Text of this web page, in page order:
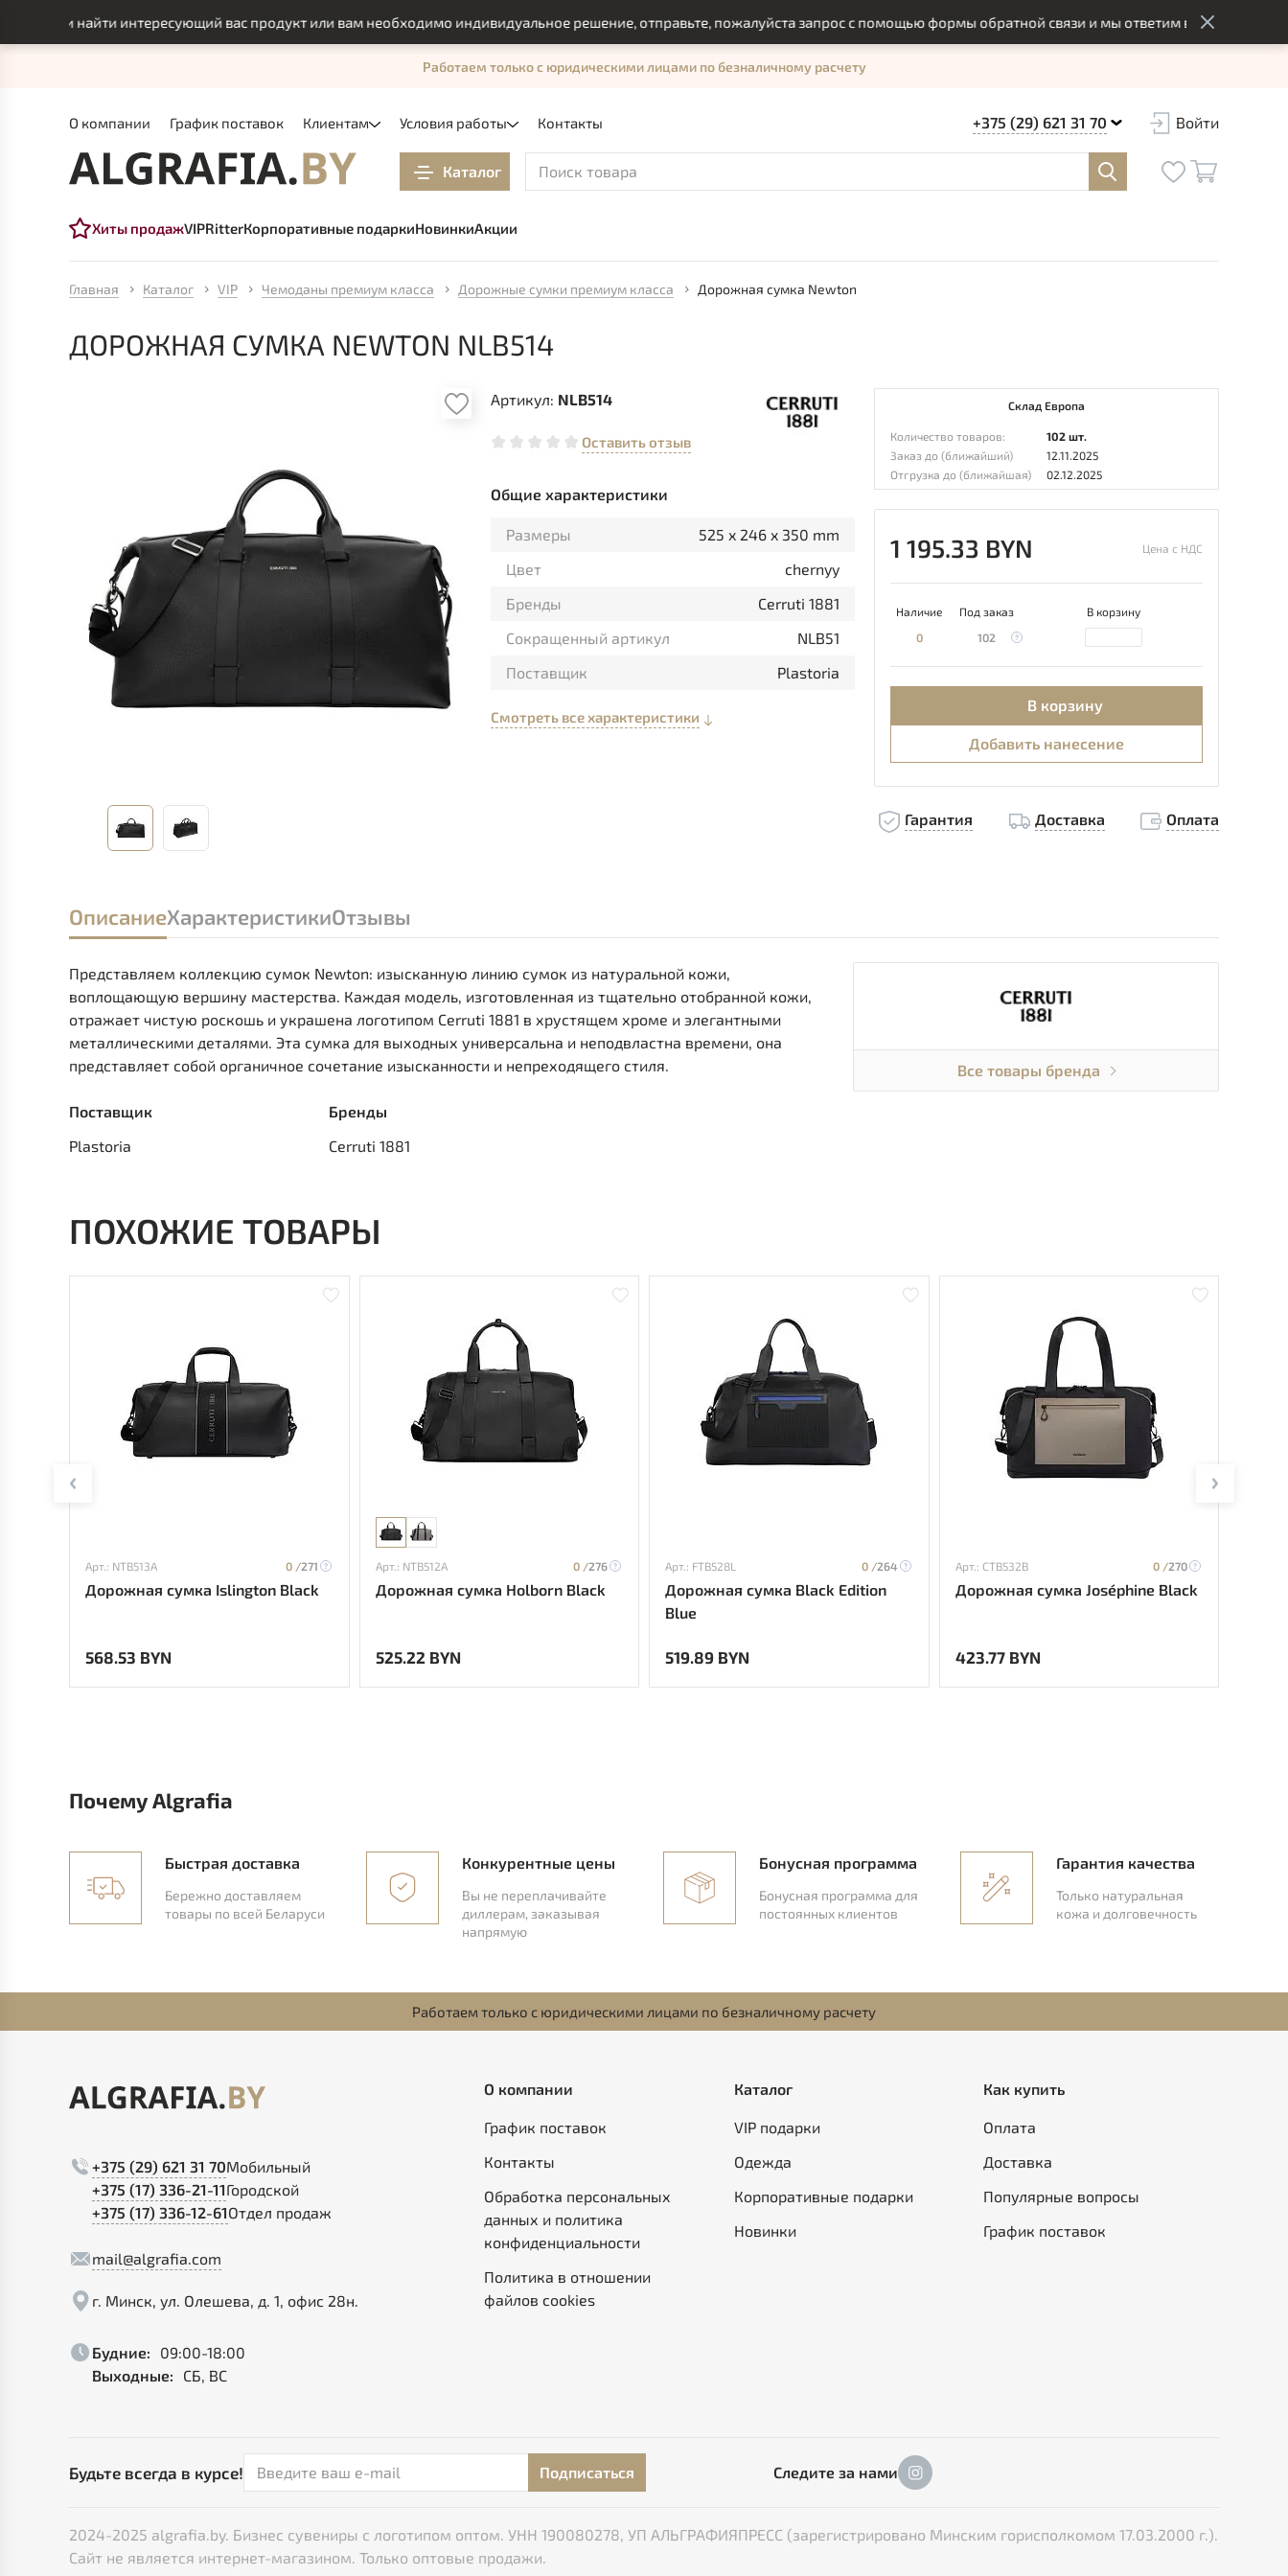
найти интересующий вас продукт или вам необходимо индивидуальное решение, отправьте, пожалуйста запрос с помощью формы обратной связи и мы ответим вам в оптимальный
О компании График поставок Клиентам Условия работы Контакты
Работаем только с юридическими лицами по безналичному расчету
+375 (29) 621 31 70 Войти
Каталог
Хиты продажVIPRitterКорпоративные подаркиНовинкиАкции
Главная Каталог VIP Чемоданы премиум класса Дорожные сумки премиум класса Дорожная сумка Newton
ДОРОЖНАЯ СУМКА NEWTON NLB514
Артикул: NLB514
Оставить отзыв
Общие характеристики
Размеры
525 x 246 x 350 mm
Цвет
chernyy
Бренды
Cerruti 1881
Сокращенный артикул
NLB51
Поставщик
Plastoria
Смотреть все характеристики
Склад Европа
Количество товаров:
102 шт.
Заказ до (ближайший)
12.11.2025
Отгрузка до (ближайшая)
02.12.2025
1 195.33 BYN Цена с НДС
Наличие Под заказ
В корзину
0
102
В корзину
Добавить нанесение
Гарантия Доставка Оплата
ОписаниеХарактеристикиОтзывы
Представляем коллекцию сумок Newton: изысканную линию сумок из натуральной кожи,
воплощающую вершину мастерства. Каждая модель, изготовленная из тщательно отобранной кожи,
отражает чистую роскошь и украшена логотипом Cerruti 1881 в хрустящем хроме и элегантными
металлическими деталями. Эта сумка для выходных универсальна и неподвластна времени, она
представляет собой органичное сочетание изысканности и непреходящего стиля.
Поставщик
Plastoria
Бренды
Cerruti 1881
Все товары бренда
ПОХОЖИЕ ТОВАРЫ
Арт.: NTB513A 0 /271
Дорожная сумка Islington Black
568.53 BYN
Арт.: NTB512A 0 /276
Дорожная сумка Holborn Black
525.22 BYN
Арт.: FTB528L 0 /264
Дорожная сумка Black Edition
Blue
519.89 BYN
Арт.: CTB532B 0 /270
Дорожная сумка Joséphine Black
423.77 BYN
Почему Algrafia
Быстрая доставка
Бережно доставляем
товары по всей Беларуси
Конкурентные цены
Вы не переплачивайте
диллерам, заказывая
напрямую
Бонусная программа
Бонусная программа для
постоянных клиентов
Гарантия качества
Только натуральная
кожа и долговечность
Работаем только с юридическими лицами по безналичному расчету
+375 (29) 621 31 70Мобильный
+375 (17) 336-21-11Городской
+375 (17) 336-12-61Отдел продаж
mail@algrafia.com
г. Минск, ул. Олешева, д. 1, офис 28н.
Будние:
09:00-18:00
Выходные:
СБ, ВС
О компании
График поставок
Контакты
Обработка персональных
данных и политика
конфиденциальности
Политика в отношении
файлов cookies
Каталог
VIP подарки
Одежда
Корпоративные подарки
Новинки
Как купить
Оплата
Доставка
Популярные вопросы
График поставок
Будьте всегда в курсе! Подписаться Следите за нами
2024-2025 algrafia.by. Бизнес сувениры с логотипом оптом. УНН 190080278, УП АЛЬГРАФИЯПРЕСС (зарегистрировано Минским горисполкомом 17.03.2000 г.).
Сайт не является интернет-магазином. Только оптовые продажи.